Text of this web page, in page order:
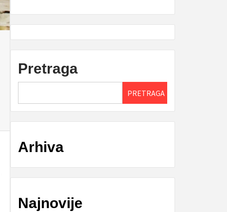
Pretraga
PRETRAGA
Arhiva
Najnovije